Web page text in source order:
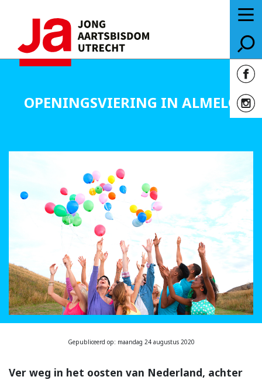
OPENINGSVIERING IN ALMELO
Gepubliceerd op: maandag 24 augustus 2020
Ver weg in het oosten van Nederland, achter